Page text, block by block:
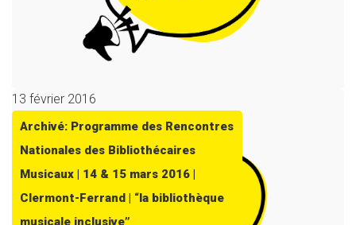
13 février 2016
Archivé: Programme des Rencontres
Nationales des Bibliothécaires
Musicaux | 14 & 15 mars 2016 |
Clermont-Ferrand | “la bibliothèque
musicale inclusive”